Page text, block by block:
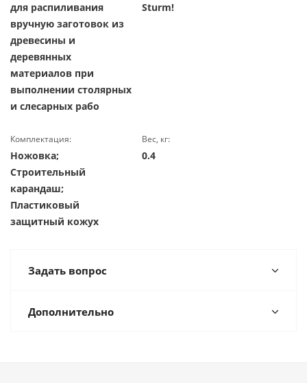
для распиливания
вручную заготовок из
древесины и
деревянных
материалов при
выполнении столярных
и слесарных рабо
Sturm!
Комплектация:
Ножовка;
Строительный
карандаш;
Пластиковый
защитный кожух
Вес, кг:
0.4
Задать вопрос
Дополнительно